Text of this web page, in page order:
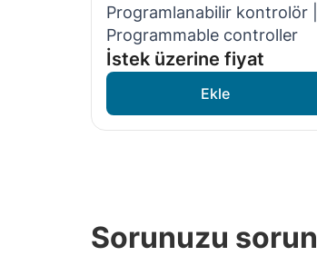
Programlanabilir kontrolör |
Programmable controller
İstek üzerine fiyat
Sorunuzu sorun